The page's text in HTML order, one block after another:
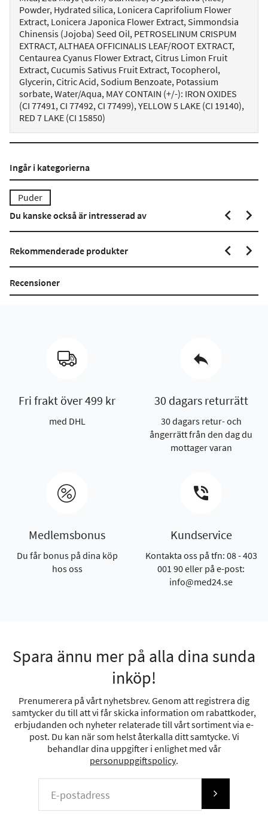
Powder, Hydrated silica, Lonicera Caprifolium Flower
Extract, Lonicera Japonica Flower Extract, Simmondsia
Chinensis (Jojoba) Seed Oil, PETROSELINUM CRISPUM
EXTRACT, ALTHAEA OFFICINALIS LEAF/ROOT EXTRACT,
Centaurea Cyanus Flower Extract, Citrus Limon Fruit
Extract, Cucumis Sativus Fruit Extract, Tocopherol,
Glycerin, Citric Acid, Sodium Benzoate, Potassium
sorbate, Water/Aqua, MAY CONTAIN (+/-): IRON OXIDES
(CI 77491, CI 77492, CI 77499), YELLOW 5 LAKE (CI 19140),
RED 7 LAKE (CI 15850)
Ingår i kategorierna
Puder
Du kanske också är intresserad av
Rekommenderade produkter
Recensioner
Fri frakt över 499 kr
med DHL
30 dagars returrätt
30 dagars retur- och
ångerrätt från den dag du
mottager varan
Medlemsbonus
Du får bonus på dina köp
hos oss
Kundservice
Kontakta oss på tfn: 08 - 403
001 90 eller på e-post:
info@med24.se
Spara ännu mer på alla dina sunda
inköp!
Prenumerera på vårt nyhetsbrev. Genom att registrera dig
samtycker du till att vi får skicka information om rabattkoder,
erbjudanden och nyheter relaterade till vårt sortiment via e-
post. Du kan när som helst återkalla ditt samtycke. Vi
behandlar dina uppgifter i enlighet med vår
personuppgiftspolicy.